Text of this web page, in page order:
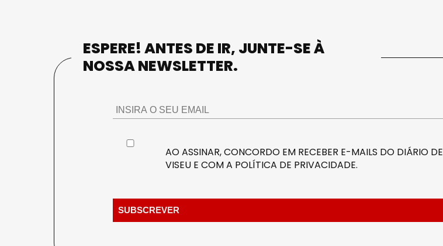
ESPERE! ANTES DE IR, JUNTE-SE À
NOSSA NEWSLETTER.
AO ASSINAR, CONCORDO EM RECEBER E-MAILS DO DIÁRIO DE
VISEU E COM A POLÍTICA DE PRIVACIDADE.